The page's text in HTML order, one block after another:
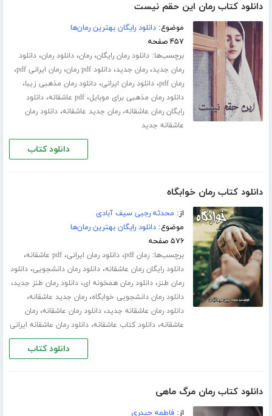
دانلود کتاب رمان این حقم نیست
موضوع:دانلود رایگان بهترین رمان‌ها
۴۵۷ صفحه
برچسب‌ها:دانلود رمان رایگان،رمان،دانلود رمان،دانلود
رمان جدید،رمان جدید،دانلود pdf رمان ،رمان ایرانی pdf ،
رمان pdf ،دانلود رمان ایرانی،دانلود رمان مذهبی زیبا،
دانلود رمان مذهبی برای موبایل،pdf عاشقانه ،دانلود
رایگان رمان عاشقانه،رمان جدید عاشقانه،دانلود رمان
عاشقانه جدید
دانلود کتاب
دانلود کتاب رمان خوابگاه
از: محدثه رجبی سیف آبادی
موضوع:دانلود رایگان بهترین رمان‌ها
۵۷۶ صفحه
برچسب‌ها:رمان pdf ،دانلود رمان ایرانی،pdf عاشقانه ،
دانلود رایگان رمان عاشقانه،دانلود رمان دانشجویی،دانلود
رمان طنز،دانلود رمان همخونه ای،دانلود رمان طنز جدید،
دانلود رمان دانشجویی خوابگاه،رمان جدید عاشقانه،
دانلود رمان عاشقانه جدید،دانلود رمان عاشقانه،رمان
عاشقانه،دانلود کتاب عاشقانه،دانلود رمان عاشقانه ایرانی
دانلود کتاب
دانلود کتاب رمان مرگ ماهی
از:فاطمه حیدری